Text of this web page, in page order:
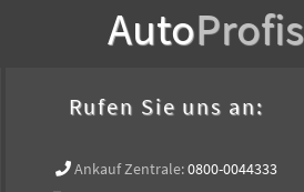
AutoProfis
Rufen Sie uns an:
Ankauf Zentrale:0800-0044333